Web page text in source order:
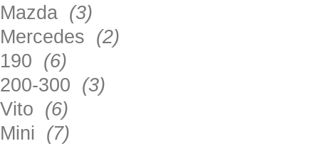
Mazda (3)
Mercedes (2)
190 (6)
200-300 (3)
Vito (6)
Mini (7)